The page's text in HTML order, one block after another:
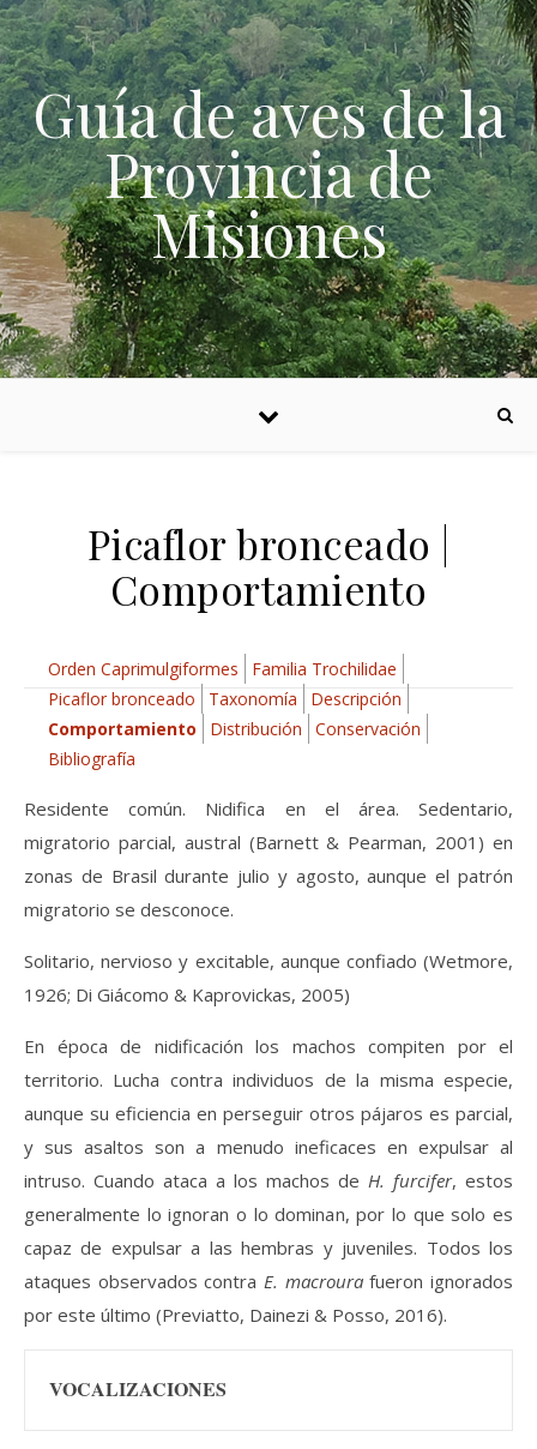
Skip to content
Guía de aves de la
Provincia de
Misiones
Picaflor bronceado |
Comportamiento
Orden Caprimulgiformes
Familia Trochilidae
Picaflor bronceado
Taxonomía
Descripción
Comportamiento
Distribución
Conservación
Bibliografía
Residente común. Nidifica en el área. Sedentario,
migratorio parcial, austral (Barnett & Pearman, 2001) en
zonas de Brasil durante julio y agosto, aunque el patrón
migratorio se desconoce.
Solitario, nervioso y excitable, aunque confiado (Wetmore,
1926; Di Giácomo & Kaprovickas, 2005)
En época de nidificación los machos compiten por el
territorio. Lucha contra individuos de la misma especie,
aunque su eficiencia en perseguir otros pájaros es parcial,
y sus asaltos son a menudo ineficaces en expulsar al
intruso. Cuando ataca a los machos de H. furcifer, estos
generalmente lo ignoran o lo dominan, por lo que solo es
capaz de expulsar a las hembras y juveniles. Todos los
ataques observados contra E. macrourafueron ignorados
por este último (Previatto, Dainezi & Posso, 2016).
VOCALIZACIONES